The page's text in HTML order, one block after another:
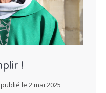
!
publié le 2 mai 2025